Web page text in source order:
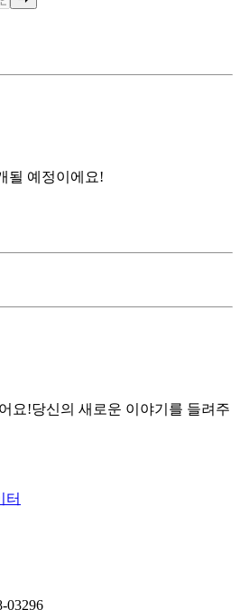
요!당신의 새로운 이야기를 들려주
될 예정이에요!
터
03296